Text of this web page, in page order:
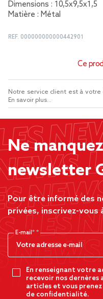
Dimensions : 10,5x9,5x1,5
Matière : Métal
REF. 000000000000442901
Ce
Notre service client est à votre
En savoir plus...
Ne
newsletter
Pour être informé des
privées, inscrivez-vous
E-mail*
En renseignant votre
recevoir nos dernères
articles et vous
de confidentialité.